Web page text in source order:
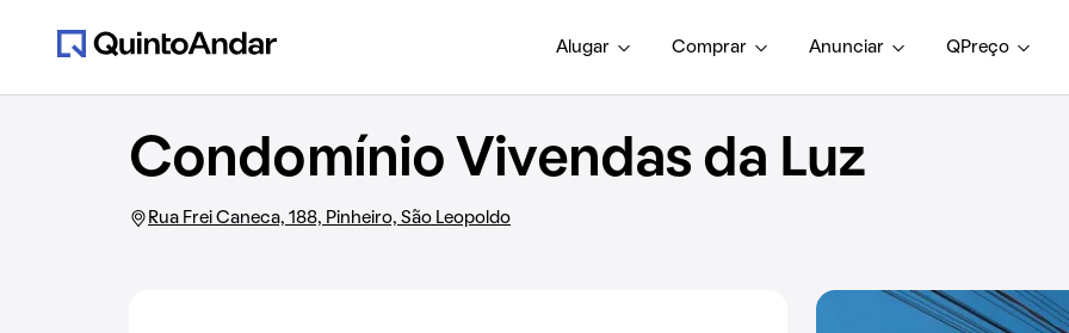
Alugar Comprar Anunciar QPreço
Condomínio Vivendas da Luz
Rua Frei Caneca, 188, Pinheiro, São Leopoldo